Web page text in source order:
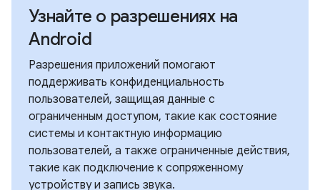
Узнайте о разрешениях на
Android
Разрешения приложений помогают
поддерживать конфиденциальность
пользователей, защищая данные с
ограниченным доступом, такие как состояние
системы и контактную информацию
пользователей, а также ограниченные действия,
такие как подключение к сопряженному
устройству и запись звука.